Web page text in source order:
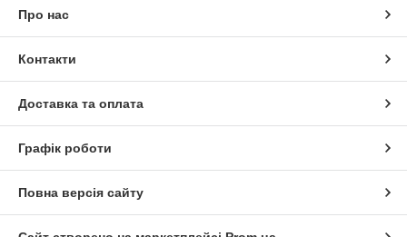
Про нас
Контакти
Доставка та оплата
Графік роботи
Повна версія сайту